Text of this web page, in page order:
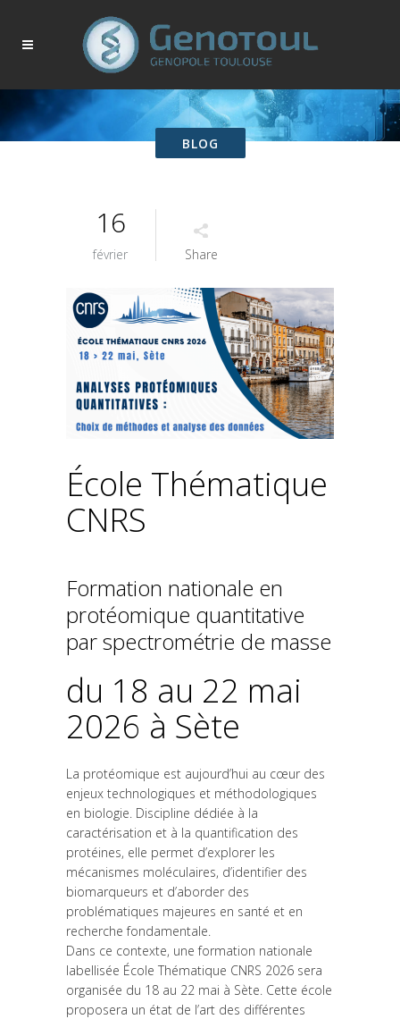
BLOG
16
février Share
École Thématique
CNRS
Formation nationale en
protéomique quantitative
par spectrométrie de masse
du 18 au 22 mai
2026 à Sète
La protéomique est aujourd’hui au cœur des
enjeux technologiques et méthodologiques
en biologie. Discipline dédiée à la
caractérisation et à la quantification des
protéines, elle permet d’explorer les
mécanismes moléculaires, d’identifier des
biomarqueurs et d’aborder des
problématiques majeures en santé et en
recherche fondamentale.
Dans ce contexte, une formation nationale
labellisée École Thématique CNRS 2026 sera
organisée du 18 au 22 mai à Sète. Cette école
proposera un état de l’art des différentes